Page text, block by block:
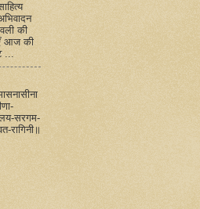
की
आज की
...
लय-सरगम-
रागिनी॥